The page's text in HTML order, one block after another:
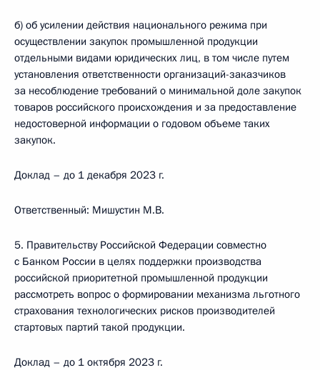
б) об усилении действия национального режима при
осуществлении закупок промышленной продукции
отдельными видами юридических лиц, в том числе путем
установления ответственности организаций-заказчиков
за несоблюдение требований о минимальной доле закупок
товаров российского происхождения и за предоставление
недостоверной информации о годовом объеме таких
закупок.
Доклад – до 1 декабря 2023 г.
Ответственный: Мишустин М.В.
5. Правительству Российской Федерации совместно
с Банком России в целях поддержки производства
российской приоритетной промышленной продукции
рассмотреть вопрос о формировании механизма льготного
страхования технологических рисков производителей
стартовых партий такой продукции.
Доклад – до 1 октября 2023 г.